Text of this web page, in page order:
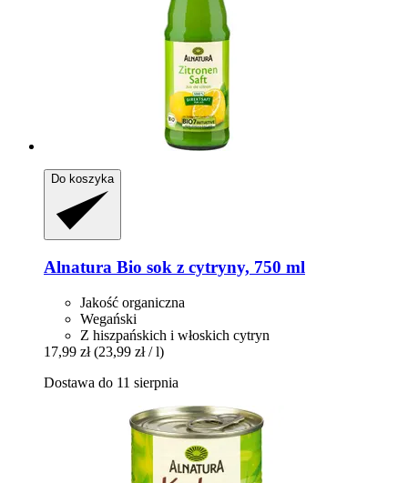
Do koszyka
Alnatura Bio sok z cytryny, 750 ml
Jakość organiczna
Wegański
Z hiszpańskich i włoskich cytryn
17,99 zł (23,99 zł / l)
Dostawa do 11 sierpnia